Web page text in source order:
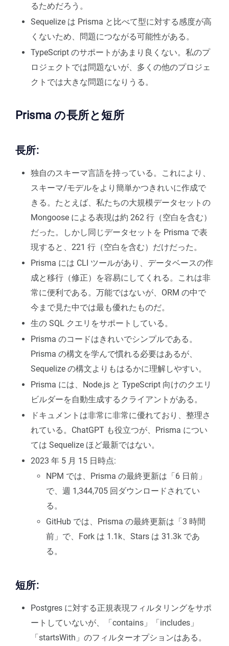
るためだろう。
Sequelize は Prisma と比べて型に対する感度が高
くないため、問題につながる可能性がある。
TypeScript のサポートがあまり良くない。私のプ
ロジェクトでは問題ないが、多くの他のプロジェ
クトでは大きな問題になりうる。
Prisma の長所と短所
長所:
独自のスキーマ言語を持っている。これにより、
スキーマ/モデルをより簡単かつきれいに作成で
きる。たとえば、私たちの大規模データセットの
Mongoose による表現は約 262 行（空白を含む）
だった。しかし同じデータセットを Prisma で表
現すると、221 行（空白を含む）だけだった。
Prisma には CLI ツールがあり、データベースの作
成と移行（修正）を容易にしてくれる。これは非
常に便利である。万能ではないが、ORM の中で
今まで見た中では最も優れたものだ。
生の SQL クエリをサポートしている。
Prisma のコードはきれいでシンプルである。
Prisma の構文を学んで慣れる必要はあるが、
Sequelize の構文よりもはるかに理解しやすい。
Prisma には、Node.js と TypeScript 向けのクエリ
ビルダーを自動生成するクライアントがある。
ドキュメントは非常に非常に優れており、整理さ
れている。ChatGPT も役立つが、Prisma につい
ては Sequelize ほど最新ではない。
2023 年 5 月 15 日時点:
NPM では、Prisma の最終更新は「6 日前」
で、週 1,344,705 回ダウンロードされてい
る。
GitHub では、Prisma の最終更新は「3 時間
前」で、Fork は 1.1k、Stars は 31.3k であ
る。
短所:
Postgres に対する正規表現フィルタリングをサポ
ートしていないが、「contains」「includes」
「startsWith」のフィルターオプションはある。